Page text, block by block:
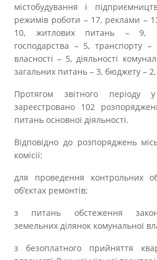
містобудування і
режимів роботи – 17, реклами –
10, житлових питань – 9,
господарства – 5, транспорту
власності – 5, діяльності
загальних питань – 3, бюджету – 2,
Протягом звітного періоду у
зареєстровано 102
питань основної діяльності.
Відповідно до розпоряджень
комісії:
для проведення контрольних
об’єктах ремонтів;
з питань обстеження
земельних ділянок комунальної
з безоплатного прийняття